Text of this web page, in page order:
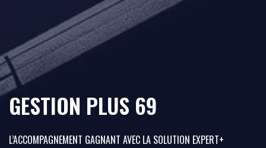
GESTION PLUS 69
L’ACCOMPAGNEMENT GAGNANT AVEC LA SOLUTION EXPERT+